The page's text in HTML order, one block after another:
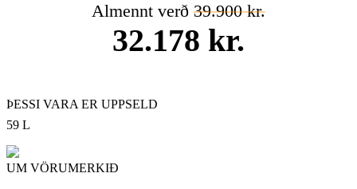
Almennt verð 39.900 kr.
32.178 kr.
ÞESSI VARA ER UPPSELD
59 L
UM VÖRUMERKIÐ